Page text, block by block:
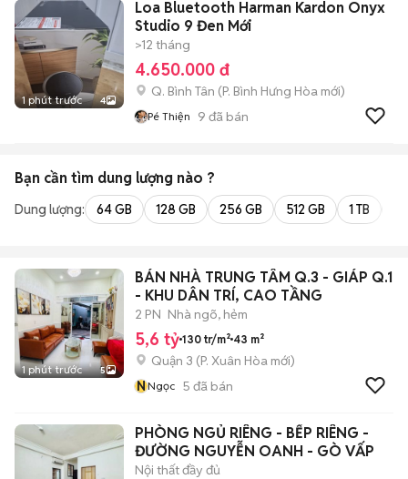
1 phút trước 4
Loa Bluetooth Harman Kardon Onyx
Studio 9 Đen Mới
>12 tháng
4.650.000 đ
Q. Bình Tân (P. Bình Hưng Hòa mới)
Pé Thiện 9 đã bán
Bạn cần tìm dung lượng nào ?
Dung lượng: 64 GB 128 GB 256 GB 512 GB 1 TB
1 phút trước 5
BÁN NHÀ TRUNG TÂM Q.3 - GIÁP Q.1
- KHU DÂN TRÍ, CAO TẦNG
2 PN Nhà ngõ, hẻm
5,6 tỷ 130 tr/m² 43 m²
Quận 3 (P. Xuân Hòa mới)
NNgọc 5 đã bán
PHÒNG NGỦ RIÊNG - BẾP RIÊNG -
ĐƯỜNG NGUYỄN OANH - GÒ VẤP
Nội thất đầy đủ